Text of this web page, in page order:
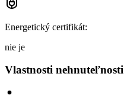
Energetický certifikát:
nie je
Vlastnosti nehnuteľnosti